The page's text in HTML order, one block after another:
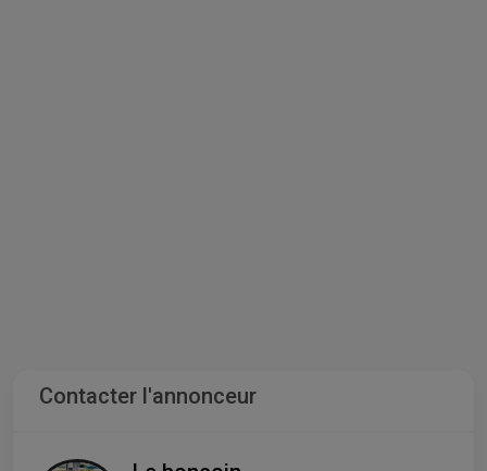
Contacter l'annonceur